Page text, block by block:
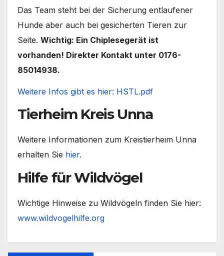
Das Team steht bei der Sicherung entlaufener
Hunde aber auch bei gesicherten Tieren zur
Seite. Wichtig: Ein Chiplesegerät ist
vorhanden! Direkter Kontakt unter 0176-
85014938.
Weitere Infos gibt es hier: HSTL.pdf
Tierheim Kreis Unna
Weitere Informationen zum Kreistierheim Unna
erhalten Sie hier.
Hilfe für Wildvögel
Wichtige Hinweise zu Wildvögeln finden Sie hier:
www.wildvogelhilfe.org